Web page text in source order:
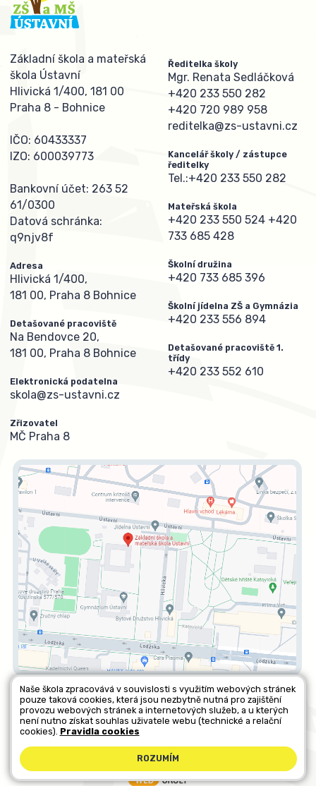
Základní škola a mateřská
škola Ústavní
Hlivická 1/400, 181 00
Praha 8 - Bohnice
IČO: 60433337
IZO: 600039773
Bankovní účet: 263 52
61/0300
Datová schránka:
q9njv8f
Adresa
Hlivická 1/400,
181 00, Praha 8 Bohnice
Detašované pracoviště
Na Bendovce 20,
181 00, Praha 8 Bohnice
Elektronická podatelna
skola@zs-ustavni.cz
Zřizovatel
MČ Praha 8
Ředitelka školy
Mgr. Renata Sedláčková
+420 233 550 282
+420 720 989 958
reditelka@zs-ustavni.cz
Kancelář školy / zástupce
ředitelky
Tel.:+420 233 550 282
Mateřská škola
+420 233 550 524 +420
733 685 428
Školní družina
+420 733 685 396
Školní jídelna ZŠ a Gymnázia
+420 233 556 894
Detašované pracoviště 1.
třídy
+420 233 552 610
Všechna práva vyhrazena. Copyright © 2026 |Mapa stránek
Kontakty|Přihlásit|Prohlášení o přístupnosti|Pravidla COOKIES
Naše škola zpracovává v souvislosti s využitím webových stránek
pouze taková cookies, která jsou nezbytně nutná pro zajištění
provozu webových stránek a internetových služeb, a u kterých
není nutno získat souhlas uživatele webu (technické a relační
cookies). Pravidla cookies
ROZUMÍM